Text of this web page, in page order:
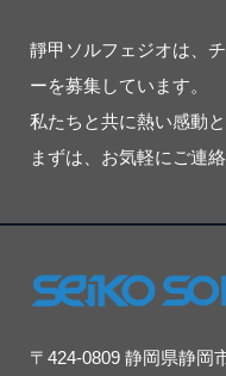
靜甲ソルフェジオは、
ーを募集しています。
私たちと共に熱い感動
まずは、お気軽にご連絡
〒424-0809 静岡県静岡